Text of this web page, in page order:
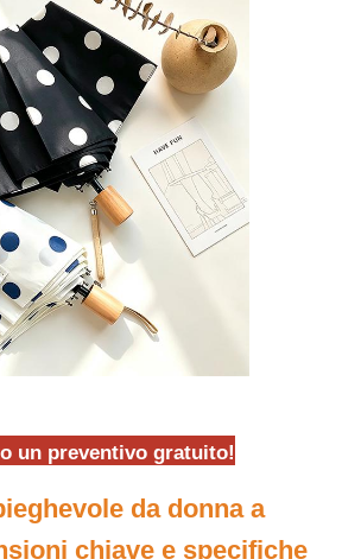
un preventivo gratuito!
da donna a
chiave e specifiche